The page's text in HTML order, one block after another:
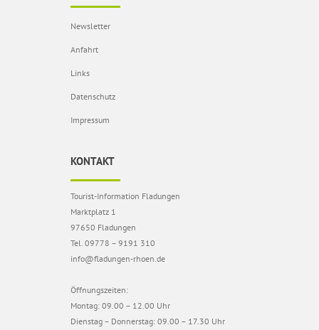
Newsletter
Anfahrt
Links
Datenschutz
Impressum
KONTAKT
Tourist-Information Fladungen
Marktplatz 1
97650 Fladungen
Tel. 09778 – 9191 310
info@fladungen-rhoen.de
Öffnungszeiten:
Montag: 09.00 – 12.00 Uhr
Dienstag – Donnerstag: 09.00 – 17.30 Uhr